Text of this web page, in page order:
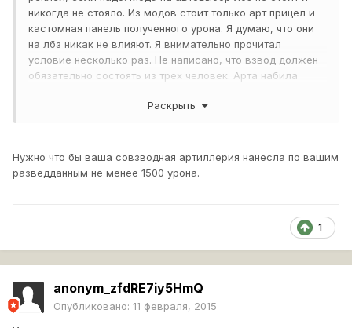
никогда не стояло. Из модов стоит только арт прицел и
кастомная панель полученного урона. Я думаю, что они
на лбз никак не влияют. Я внимательно прочитал
условие несколько раз. Не написано, что взвод должен
обязательно состоять из трех человек. Арта набила
конце меня убили, но выжить в бою, это не обязательное
Раскрыть
Нужно что бы ваша совзводная артиллерия нанесла по вашим
разведданным не менее 1500 урона.
1
anonym_zfdRE7iy5HmQ
Опубликовано: 11 февраля, 2015